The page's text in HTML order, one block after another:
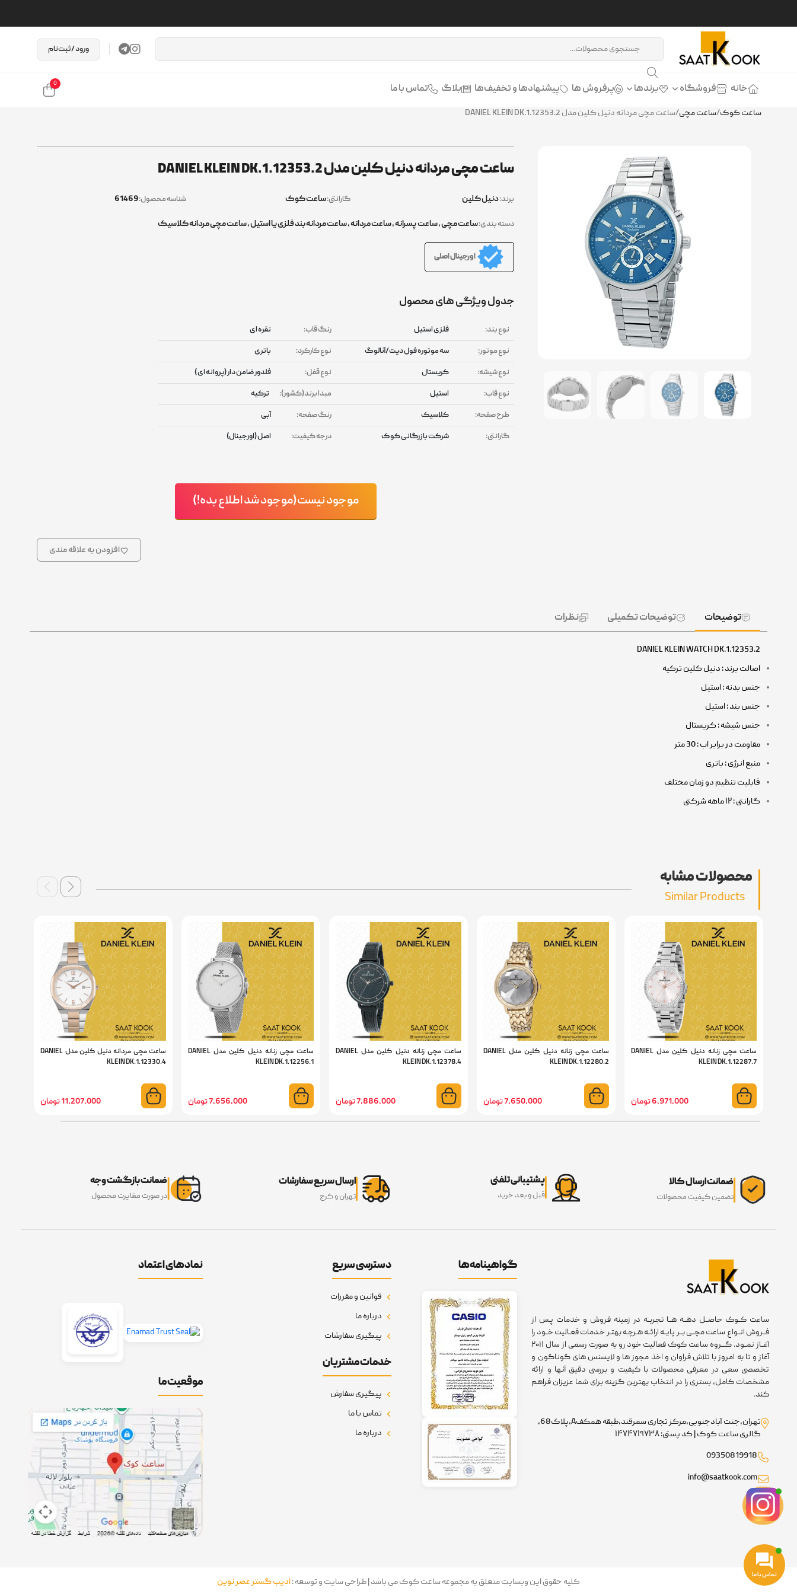
ورود / ثبت‌نام
خانه فروشگاه برندها پرفروش ها پیشنهادها و تخفیف‌ها بلاگ تماس با ما 0
ساعت کوک/ساعت مچی/ساعت مچی مردانه دنیل کلین مدل DANIEL KLEIN DK.1.12353.2
ساعت مچی مردانه دنیل کلین مدل DANIEL KLEIN DK.1.12353.2
برند:دنیل کلین گارانتی:ساعت کوک شناسه محصول:
دسته بندی:ساعت مچی,ساعت پسرانه,ساعت مردانه,ساعت مردانه بند فلزی یا استیل,ساعت مچی مردانه کلاسیک
اورجینال اصلی
جدول ویژگی های محصول
نوع بند: فلزی استیل رنگ قاب:
نقره ای
نوع موتور:
سه موتوره فول دیت/آنالوگ نوع کارکرد:
باتری
نوع شیشه:
کریستال نوع قفل:
فلدور ضامن دار (پروانه ای )
نوع قاب:
استیل مبدا برند(کشور):
ترکیه
طرح صفحه:
کلاسیک رنگ صفحه:
آبی
گارانتی:
شرکت بازرگانی کوک درجه کیفیت: اصل (اورجینال)
موجود نیست(موجود شد اطلاع بده!)
افزودن به علاقه مندی
توضیحات توضیحات تکمیلی نظرات
DANIEL KLEIN WATCH DK.1.12353.2
اصالت برند : دنیل کلین ترکیه
جنس بدنه : استیل
جنس بند : استیل
جنس شیشه : کریستال
مقاومت در برابر اب : 30 متر
منبع انرژی : باتری
قابلیت تنظیم دو زمان مختلف
گارانتی : ۱۲ ماهه شرکتی
محصولات مشابه
Similar Products
ساعت مچی زنانه دنیل کلین مدل DANIEL
KLEIN DK.1.12287.7
6,971,000 تومان
ساعت مچی زنانه دنیل کلین مدل DANIEL
KLEIN DK.1.12280.2
7,650,000 تومان
ساعت مچی زنانه دنیل کلین مدل DANIEL
KLEIN DK.1.12378.4
7,886,000 تومان
ساعت مچی زنانه دنیل کلین مدل DANIEL
KLEIN DK.1.12256.1
7,656,000 تومان
ساعت مچی مردانه دنیل کلین مدل DANIEL
KLEIN DK.1.12330.4
11,207,000 تومان
ضمانت ارسال کالا
تضمین کیفیت محصولات
پشتیبانی تلفنی
قبل و بعد خرید
ارسال سریع سفارشات
تهران و کرج
ضمانت بازگشت وجه
در صورت مغایرت محصول
ساعت کــوک حاصــل دهــه هــا تجربــه در زمینه فروش و خدمات پـس از
فــروش انــواع ساعت مچــی بــر پایــه ارائــه هـرچـه بهتـر خـدمات فعـالیت خــود را
آغــاز نمــود. گـــروه ساعت کوک فعالیت خود رو به صورت رسمی از سال ۲۰۱۱
آغاز و تا به امروز با تلاش فراوان و اخذ مجوز ها و لایسنس های گوناگون و
تخصصی سعی در معرفی محصولات با کیفیت و بررسی دقیق آنها و ارائه
مشخصات کامل، بستری را در انتخاب بهترین گزینه برای شما عزیزان فراهم
کند.
تهران،جنت آبادجنوبی،مرکز تجاری سمرقند،طبقه همکفA،پلاک68،
گالری ساعت کوک | کد پستی: ۱۴۷۴۷۱۹۷۳۸
09350819918
info@saatkook.com
گواهینامه‌ها دسترسی سریع
قوانین و مقررات
درباره ما
پیگیری سفارشات
خدمات مشتریان
پیگیری سفارش
تماس با ما
درباره ما
نمادهای اعتماد
موقعیت ما
کلیه حقوق این وبسایت متعلق به مجموعه ساعت کوک می باشد | طراحی سایت و توسعه :ادیب گستر عصر نوین
تماس با ما